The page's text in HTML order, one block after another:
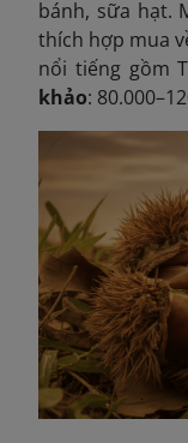
bánh, sữa hạt.
thích hợp mua
nổi tiếng gồm
khảo: